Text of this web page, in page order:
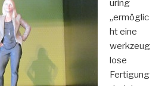
uring
„ermöglic
ht eine
werkzeug
lose
Fertigung